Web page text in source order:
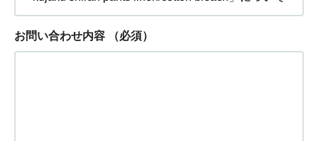
お問い合わせ内容 （必須）